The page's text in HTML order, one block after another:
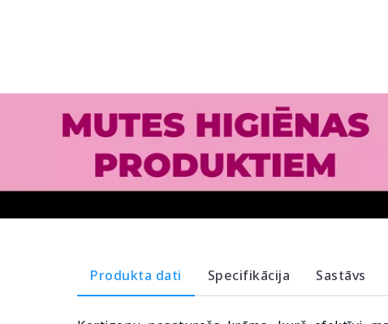
Produkta dati Specifikācija Sastāvs